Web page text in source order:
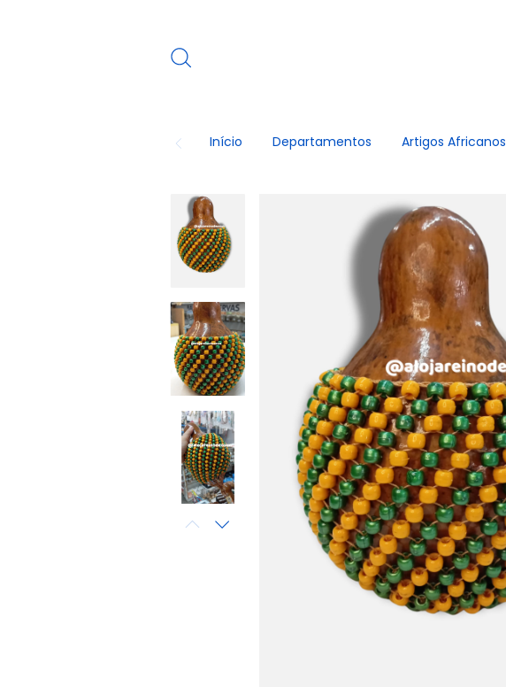
Início Departamentos Artigos Africanos